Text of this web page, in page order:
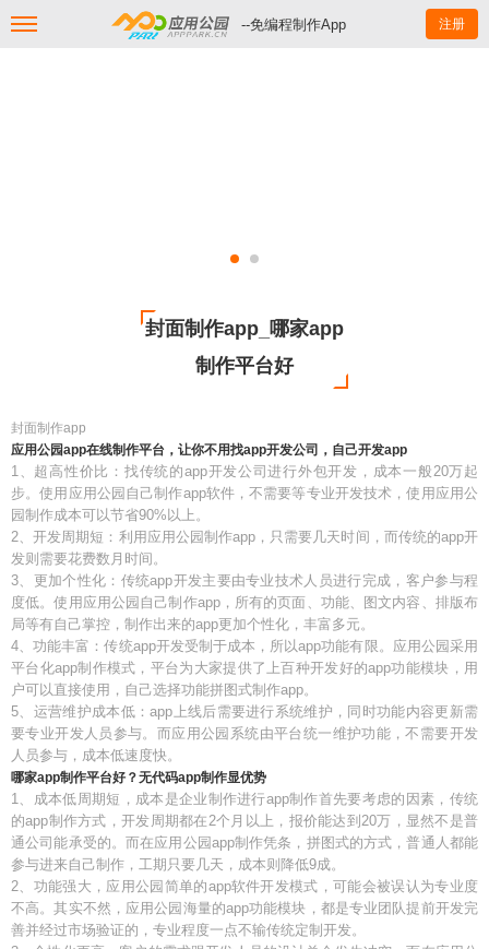
--免编程制作App 注册
封面制作app_哪家app
制作平台好
封面制作app
应用公园app在线制作平台，让你不用找app开发公司，自己开发app
1、超高性价比：找传统的app开发公司进行外包开发，成本一般20万起
步。使用应用公园自己制作app软件，不需要等专业开发技术，使用应用公
园制作成本可以节省90%以上。
2、开发周期短：利用应用公园制作app，只需要几天时间，而传统的app开
发则需要花费数月时间。
3、更加个性化：传统app开发主要由专业技术人员进行完成，客户参与程
度低。使用应用公园自己制作app，所有的页面、功能、图文内容、排版布
局等有自己掌控，制作出来的app更加个性化，丰富多元。
4、功能丰富：传统app开发受制于成本，所以app功能有限。应用公园采用
平台化app制作模式，平台为大家提供了上百种开发好的app功能模块，用
户可以直接使用，自己选择功能拼图式制作app。
5、运营维护成本低：app上线后需要进行系统维护，同时功能内容更新需
要专业开发人员参与。而应用公园系统由平台统一维护功能，不需要开发
人员参与，成本低速度快。
哪家app制作平台好？无代码app制作显优势
1、成本低周期短，成本是企业制作进行app制作首先要考虑的因素，传统
的app制作方式，开发周期都在2个月以上，报价能达到20万，显然不是普
通公司能承受的。而在应用公园app制作凭条，拼图式的方式，普通人都能
参与进来自己制作，工期只要几天，成本则降低9成。
2、功能强大，应用公园简单的app软件开发模式，可能会被误认为专业度
不高。其实不然，应用公园海量的app功能模块，都是专业团队提前开发完
善并经过市场验证的，专业程度一点不输传统定制开发。